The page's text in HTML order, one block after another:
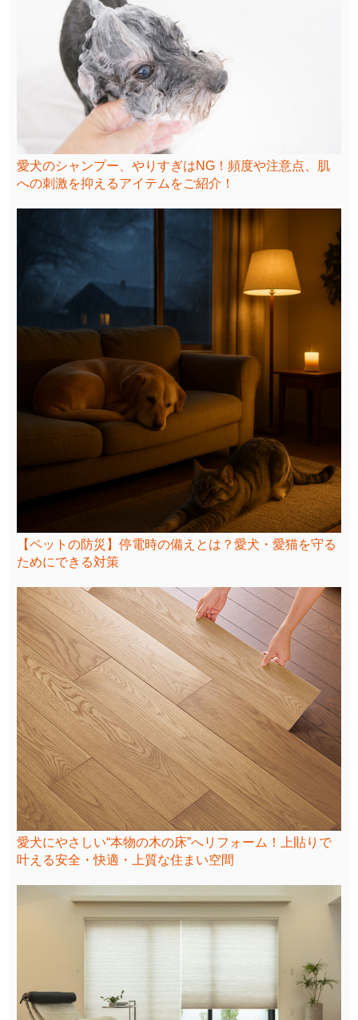
愛犬のシャンプー、やりすぎはNG！頻度や注意点、肌
への刺激を抑えるアイテムをご紹介！
【ペットの防災】停電時の備えとは？愛犬・愛猫を守る
ためにできる対策
愛犬にやさしい“本物の木の床”へリフォーム！上貼りで
叶える安全・快適・上質な住まい空間